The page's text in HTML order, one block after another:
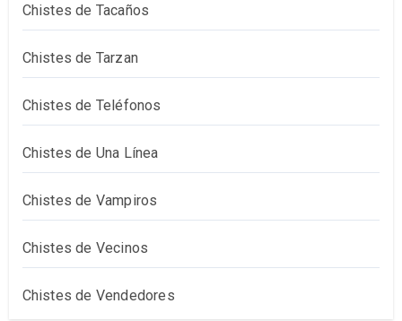
Chistes de Tacaños
Chistes de Tarzan
Chistes de Teléfonos
Chistes de Una Línea
Chistes de Vampiros
Chistes de Vecinos
Chistes de Vendedores